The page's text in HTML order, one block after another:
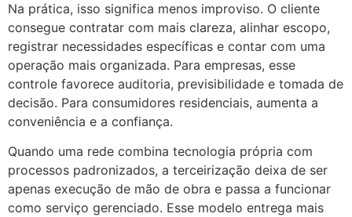
Na prática, isso significa menos improviso. O cliente
consegue contratar com mais clareza, alinhar escopo,
registrar necessidades específicas e contar com uma
operação mais organizada. Para empresas, esse
controle favorece auditoria, previsibilidade e tomada de
decisão. Para consumidores residenciais, aumenta a
conveniência e a confiança.
Quando uma rede combina tecnologia própria com
processos padronizados, a terceirização deixa de ser
apenas execução de mão de obra e passa a funcionar
como serviço gerenciado. Esse modelo entrega mais